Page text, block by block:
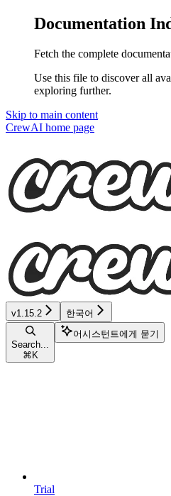
Documentation
Fetch the complete
Use this file to discover all
exploring further.
Skip to main content
CrewAI home page
v1.15.2 한국어
Search...
⌘ K
어시스턴트에게 묻기
Trial